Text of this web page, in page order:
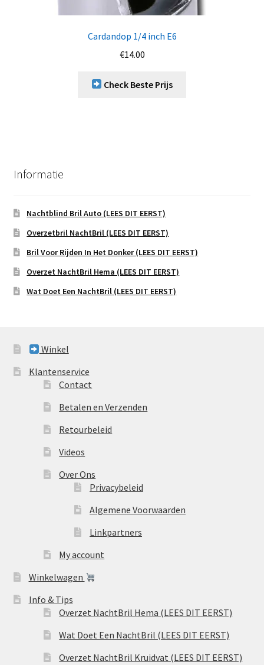
Cardandop 1/4 inch E6
€14.00
Check Beste Prijs
Informatie
Nachtblind Bril Auto (LEES DIT EERST)
Overzetbril NachtBril (LEES DIT EERST)
Bril Voor Rijden In Het Donker (LEES DIT EERST)
Overzet NachtBril Hema (LEES DIT EERST)
Wat Doet Een NachtBril (LEES DIT EERST)
Winkel
Klantenservice
Contact
Betalen en Verzenden
Retourbeleid
Videos
Over Ons
Privacybeleid
Algemene Voorwaarden
Linkpartners
My account
Winkelwagen
Info & Tips
Overzet NachtBril Hema (LEES DIT EERST)
Wat Doet Een NachtBril (LEES DIT EERST)
Overzet NachtBril Kruidvat (LEES DIT EERST)